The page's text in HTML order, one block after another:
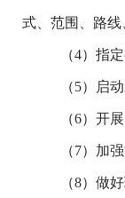
式、范围、路线
（4）指
（5）启动
（6）开
（7）加强
（8）做